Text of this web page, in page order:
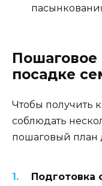
Пошаговое
посадке
Чтобы получить
соблюдать
пошаговый план
Подготовка